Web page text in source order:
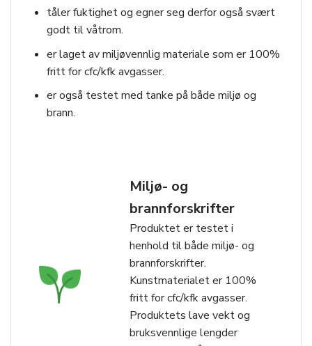
tåler fuktighet og egner seg derfor også svært
godt til våtrom.
er laget av miljøvennlig materiale som er 100%
fritt for cfc/kfk avgasser.
er også testet med tanke på både miljø og
brann.
Miljø- og
brannforskrifter
Produktet er testet i
henhold til både miljø- og
brannforskrifter.
Kunstmaterialet er 100%
fritt for cfc/kfk avgasser.
Produktets lave vekt og
bruksvennlige lengder